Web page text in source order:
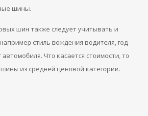
шины.
шин также следует учитывать и
стиль вождения водителя, год
Что касается стоимости, то
из средней ценовой категории.